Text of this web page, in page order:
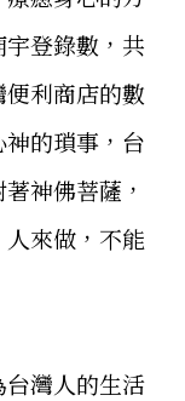
登錄數，共
利商店的數
的瑣事，台
神佛菩薩，
來做，不能
灣人的生活